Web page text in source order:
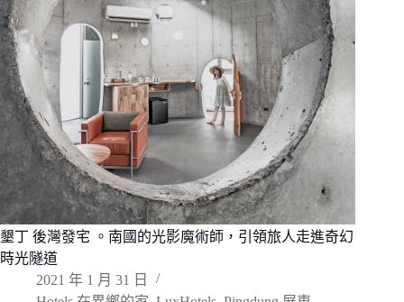
墾丁 後灣發宅 。南國的光影魔術師，引領旅人走進奇幻
時光隧道
2021 年 1 月 31 日